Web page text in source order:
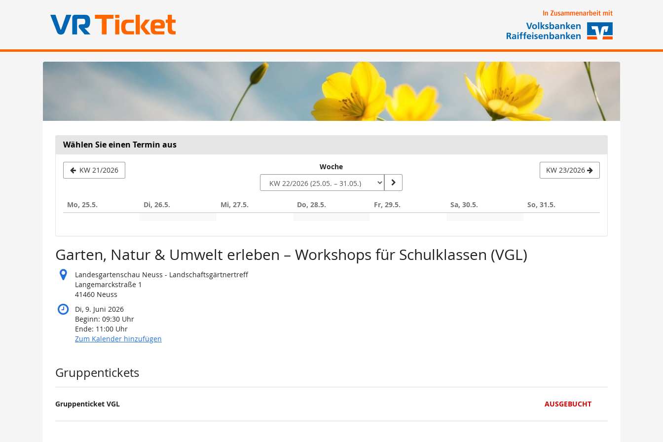
Wählen Sie einen Termin aus
KW 21/2026
auswählen
Woche KW 23/2026
Mo, 25.5. Di, 26.5. Mi, 27.5. Do, 28.5. Fr, 29.5. Sa, 30.5. So, 31.5.
Garten, Natur & Umwelt erleben – Workshops für Schulklassen (VGL)
Landesgartenschau Neuss - Landschaftsgärtnertreff
Langemarckstraße 1
41460 Neuss
Di, 9. Juni 2026
Beginn: 09:30 Uhr
Ende: 11:00 Uhr
Zum Kalender hinzufügen
Produkte
Gruppentickets
Gruppenticket VGL AUSGEBUCHT